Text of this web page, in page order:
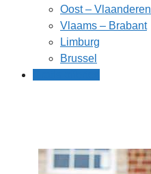
Oost – Vlaanderen
Vlaams – Brabant
Limburg
Brussel